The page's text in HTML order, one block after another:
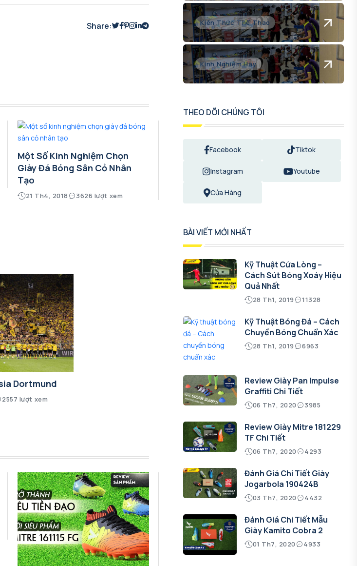
Share:
Một Số Kinh Nghiệm Chọn
Giày Đá Bóng Sân Cỏ Nhân
Tạo
21 Th4, 2018 3626 lượt xem
Dortmund
2557 lượt xem
Kiến Thức Thể Thao
Kinh Nghiệm Hay
THEO DÕI CHÚNG TÔI
Facebook Tiktok
Instagram Youtube
Cửa Hàng
BÀI VIẾT MỚI NHẤT
Kỹ Thuật Cứa Lòng –
Cách Sút Bóng Xoáy Hiệu
Quả Nhất
28 Th1, 2019 11328
Kỹ Thuật Bóng Đá – Cách
Chuyền Bóng Chuẩn Xác
28 Th1, 2019 6963
Review Giày Pan Impulse
Graffiti Chi Tiết
06 Th7, 2020 3985
Review Giày Mitre 181229
TF Chi Tiết
06 Th7, 2020 4293
Đánh Giá Chi Tiết Giày
Jogarbola 190424B
03 Th7, 2020 4432
Đánh Giá Chi Tiết Mẫu
Giày Kamito Cobra 2
01 Th7, 2020 4933